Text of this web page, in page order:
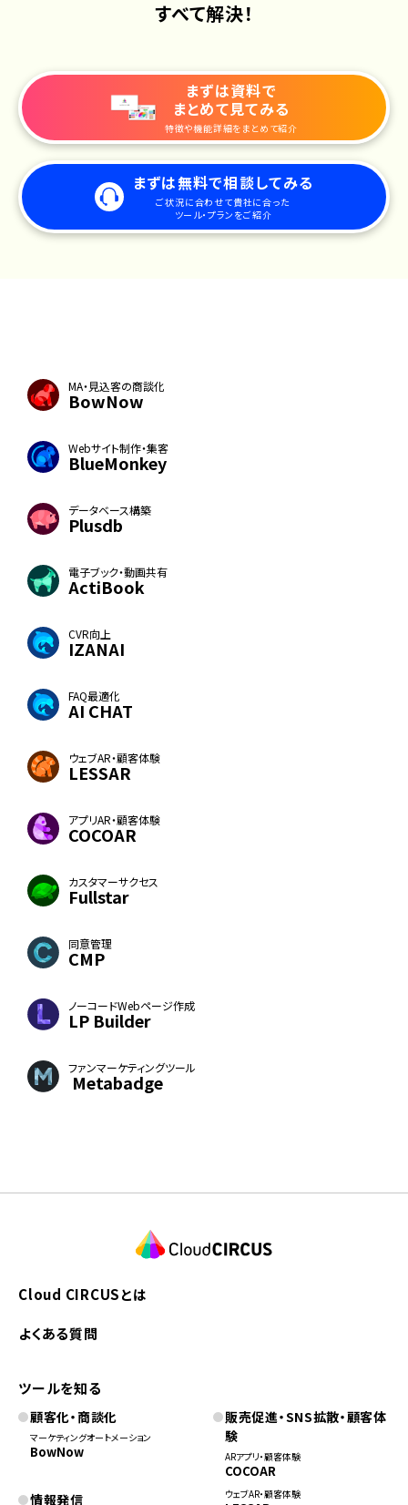
すべて解決！
まずは資料で
まとめて見てみる
特徴や機能詳細をまとめて紹介
まずは無料で相談してみる
ご状況に合わせて貴社に合った
ツール・プランをご紹介
MA・見込客の商談化
BowNow
Webサイト制作・集客
BlueMonkey
データベース構築
Plusdb
電子ブック・動画共有
ActiBook
CVR向上
IZANAI
FAQ最適化
AI CHAT
ウェブAR・顧客体験
LESSAR
アプリAR・顧客体験
COCOAR
カスタマーサクセス
Fullstar
同意管理
CMP
ノーコードWebページ作成
LP Builder
ファンマーケティングツール
Metabadge
Cloud CIRCUSとは
よくある質問
ツールを知る
顧客化・商談化
マーケティングオートメーション
BowNow
情報発信
販売促進・SNS拡散・顧客体
験
ARアプリ・顧客体験
COCOAR
ウェブAR・顧客体験